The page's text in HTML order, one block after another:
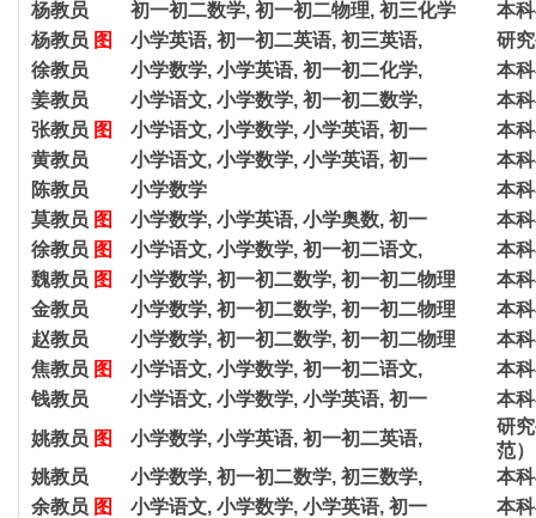
杨教员
初一初二数学, 初一初二物理, 初三化学
本
杨教员 图 小学英语, 初一初二英语, 初三英语,
研
徐教员
小学数学, 小学英语, 初一初二化学,
本
姜教员
小学语文, 小学数学, 初一初二数学,
本
张教员 图 小学语文, 小学数学, 小学英语, 初一
本
黄教员
小学语文, 小学数学, 小学英语, 初一
本
陈教员
小学数学
本
莫教员 图 小学数学, 小学英语, 小学奥数, 初一
本
徐教员 图 小学语文, 小学数学, 初一初二语文,
本
魏教员 图 小学数学, 初一初二数学, 初一初二物理
本
金教员
小学数学, 初一初二数学, 初一初二物理
本
赵教员
小学数学, 初一初二数学, 初一初二物理
本
焦教员 图 小学语文, 小学数学, 初一初二语文,
本
钱教员
小学语文, 小学数学, 小学英语, 初一
本
姚教员 图 小学数学, 小学英语, 初一初二英语,
研
范）
姚教员
小学数学, 初一初二数学, 初三数学,
本
余教员 图 小学语文, 小学数学, 小学英语, 初一
本